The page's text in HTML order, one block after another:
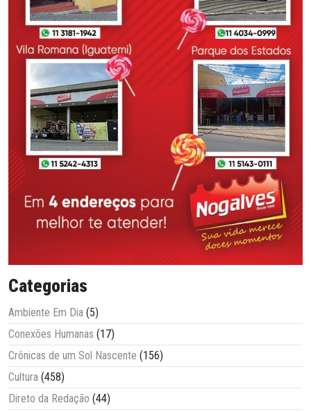
Categorias
Ambiente Em Dia (5)
Conexões Humanas (17)
Crônicas de um Sol Nascente (156)
Cultura (458)
Direto da Redação (44)